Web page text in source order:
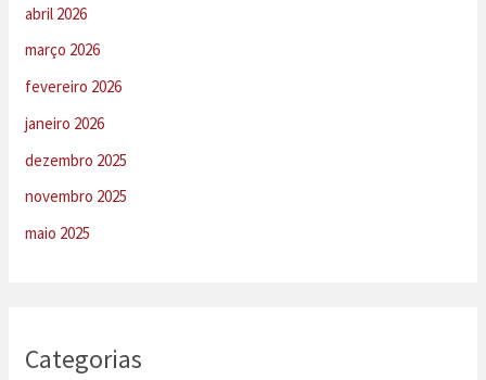
abril 2026
março 2026
fevereiro 2026
janeiro 2026
dezembro 2025
novembro 2025
maio 2025
Categorias